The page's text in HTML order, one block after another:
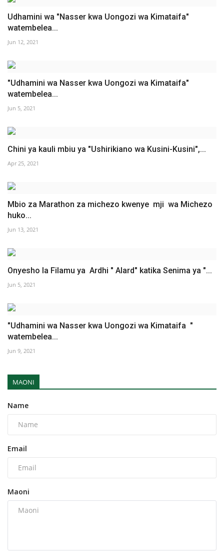
Raia wa ulimwengu mzima
Nyaraka
Washiriki
Video
Maonyesho
Wadhamini
Language
English Swahili español
Udhamini wa "Nasser kwa Uongozi wa Kimataifa"
watembelea...
Jun 12, 2021
"Udhamini wa Nasser kwa Uongozi wa Kimataifa"
watembelea...
Jun 5, 2021
Chini ya kauli mbiu ya "Ushirikiano wa Kusini-Kusini",...
Apr 25, 2021
Mbio za Marathon za michezo kwenye mji wa Michezo
huko...
Jun 13, 2021
Onyesho la Filamu ya Ardhi " Alard" katika Senima ya "...
Jun 5, 2021
"Udhamini wa Nasser kwa Uongozi wa Kimataifa "
watembelea...
Jun 9, 2021
MAONI
Name
Email
Maoni